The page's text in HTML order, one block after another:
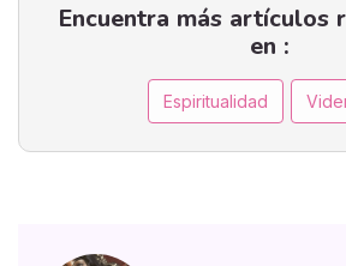
Encuentra más artículos
en :
Espiritualidad